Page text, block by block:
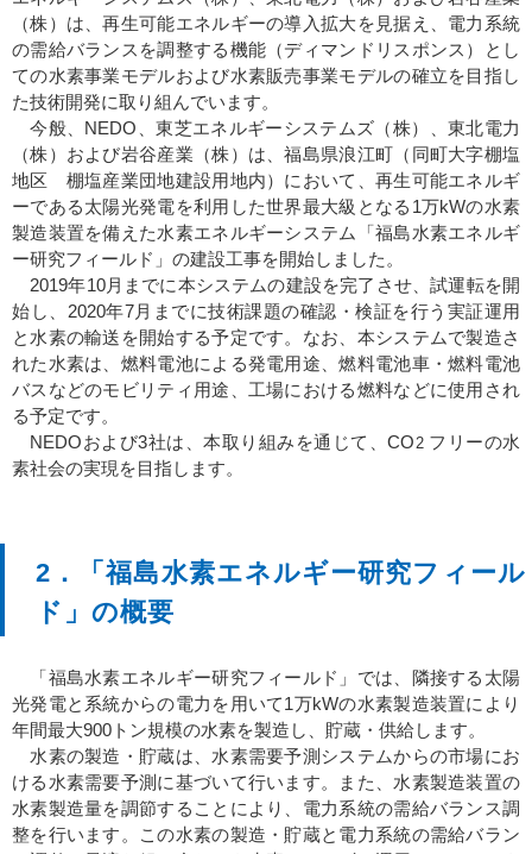
（株）は、再生可能エネルギーの導入拡大を見据え、電力系統
の需給バランスを調整する機能（ディマンドリスポンス）とし
ての水素事業モデルおよび水素販売事業モデルの確立を目指し
た技術開発に取り組んでいます。
今般、NEDO、東芝エネルギーシステムズ（株）、東北電力
（株）および岩谷産業（株）は、福島県浪江町（同町大字棚塩
地区 棚塩産業団地建設用地内）において、再生可能エネルギ
ーである太陽光発電を利用した世界最大級となる1万kWの水素
製造装置を備えた水素エネルギーシステム「福島水素エネルギ
ー研究フィールド」の建設工事を開始しました。
2019年10月までに本システムの建設を完了させ、試運転を開
始し、2020年7月までに技術課題の確認・検証を行う実証運用
と水素の輸送を開始する予定です。なお、本システムで製造さ
れた水素は、燃料電池による発電用途、燃料電池車・燃料電池
バスなどのモビリティ用途、工場における燃料などに使用され
る予定です。
NEDOおよび3社は、本取り組みを通じて、CO2 フリーの水
素社会の実現を目指します。
2．「福島水素エネルギー研究フィール
ド」の概要
「福島水素エネルギー研究フィールド」では、隣接する太陽
光発電と系統からの電力を用いて1万kWの水素製造装置により
年間最大900トン規模の水素を製造し、貯蔵・供給します。
水素の製造・貯蔵は、水素需要予測システムからの市場にお
ける水素需要予測に基づいて行います。また、水素製造装置の
水素製造量を調節することにより、電力系統の需給バランス調
整を行います。この水素の製造・貯蔵と電力系統の需給バラン